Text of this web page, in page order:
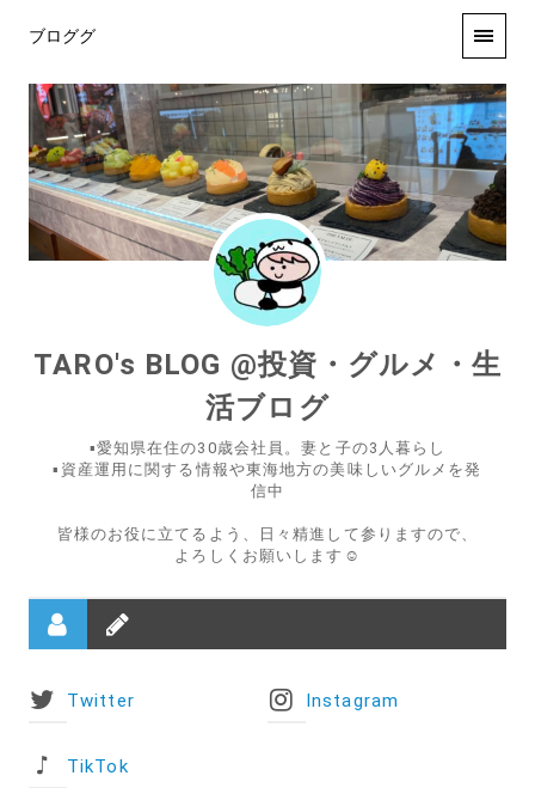
ブロググ
TARO's BLOG @投資・グルメ・生
活ブログ
▪️愛知県在住の30歳会社員。妻と子の3人暮らし
▪️資産運用に関する情報や東海地方の美味しいグルメを発
信中
皆様のお役に立てるよう、日々精進して参りますので、
よろしくお願いします☺️
Twitter Instagram
TikTok